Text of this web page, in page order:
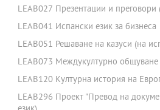
LEAB027 Презентации и преговори
LEAB041 Испански език за бизнеса
LEAB051 Решаване на казуси (на
LEAB073 Междукултурно общуване
LEAB120 Културна история на
LEAB296 Проект "Превод на